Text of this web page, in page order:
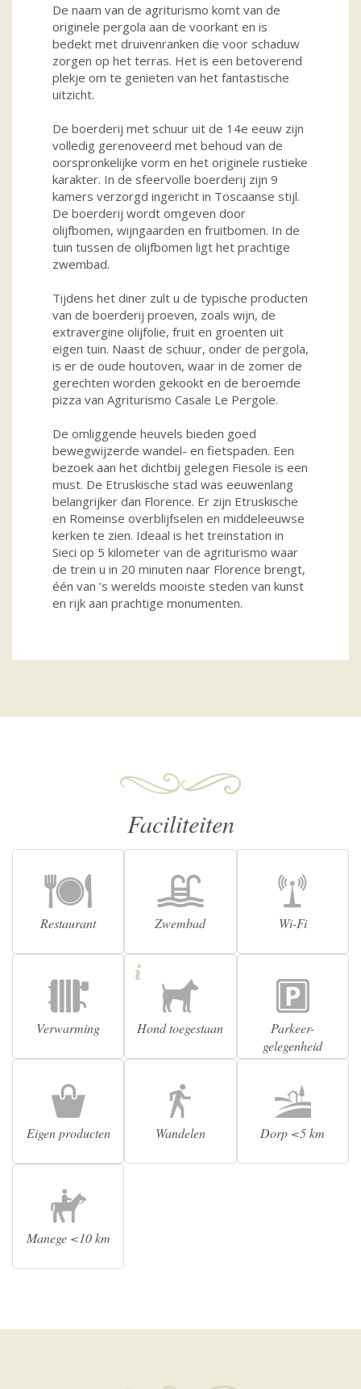
De naam van de agriturismo komt van de
originele pergola aan de voorkant en is
bedekt met druivenranken die voor schaduw
zorgen op het terras. Het is een betoverend
plekje om te genieten van het fantastische
uitzicht.
De boerderij met schuur uit de 14e eeuw zijn
volledig gerenoveerd met behoud van de
oorspronkelijke vorm en het originele rustieke
karakter. In de sfeervolle boerderij zijn 9
kamers verzorgd ingericht in Toscaanse stijl.
De boerderij wordt omgeven door
olijfbomen, wijngaarden en fruitbomen. In de
tuin tussen de olijfbomen ligt het prachtige
zwembad.
Tijdens het diner zult u de typische producten
van de boerderij proeven, zoals wijn, de
extravergine olijfolie, fruit en groenten uit
eigen tuin. Naast de schuur, onder de pergola,
is er de oude houtoven, waar in de zomer de
gerechten worden gekookt en de beroemde
pizza van Agriturismo Casale Le Pergole.
De omliggende heuvels bieden goed
bewegwijzerde wandel- en fietspaden. Een
bezoek aan het dichtbij gelegen Fiesole is een
must. De Etruskische stad was eeuwenlang
belangrijker dan Florence. Er zijn Etruskische
en Romeinse overblijfselen en middeleeuwse
kerken te zien. Ideaal is het treinstation in
Sieci op 5 kilometer van de agriturismo waar
de trein u in 20 minuten naar Florence brengt,
één van ’s werelds mooiste steden van kunst
en rijk aan prachtige monumenten.
Faciliteiten
Restaurant Zwembad Wi-Fi
Verwarming Hond toegestaan
Parkeer-
gelegenheid
Eigen producten Wandelen Dorp <5 km
Manege <10 km